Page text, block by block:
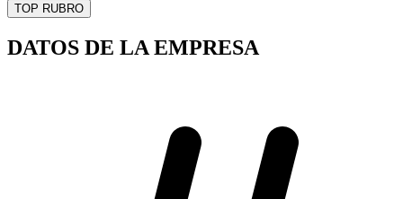
TOP RUBRO
DATOS DE LA EMPRESA